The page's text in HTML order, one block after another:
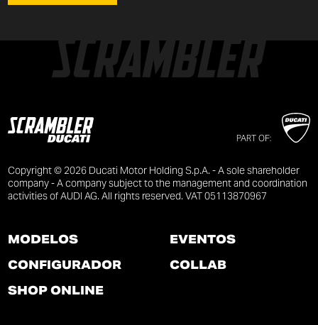
PART OF:
Copyright © 2026 Ducati Motor Holding S.p.A. - A sole shareholder
company - A company subject to the management and coordination
activities of AUDI AG. All rights reserved. VAT 05113870967
MODELOS
CONFIGURADOR
SHOP ONLINE
EVENTOS
COLLAB